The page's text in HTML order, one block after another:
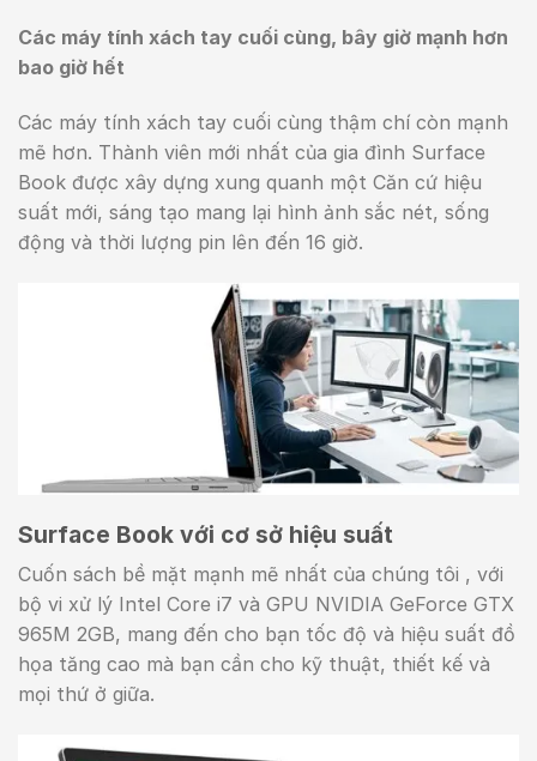
Các máy tính xách tay cuối cùng, bây giờ mạnh hơn
bao giờ hết
Các máy tính xách tay cuối cùng thậm chí còn mạnh
mẽ hơn. Thành viên mới nhất của gia đình Surface
Book được xây dựng xung quanh một Căn cứ hiệu
suất mới, sáng tạo mang lại hình ảnh sắc nét, sống
động và thời lượng pin lên đến 16 giờ.
Surface Book với cơ sở hiệu suất
Cuốn sách bề mặt mạnh mẽ nhất của chúng tôi , với
bộ vi xử lý Intel Core i7 và GPU NVIDIA GeForce GTX
965M 2GB, mang đến cho bạn tốc độ và hiệu suất đồ
họa tăng cao mà bạn cần cho kỹ thuật, thiết kế và
mọi thứ ở giữa.